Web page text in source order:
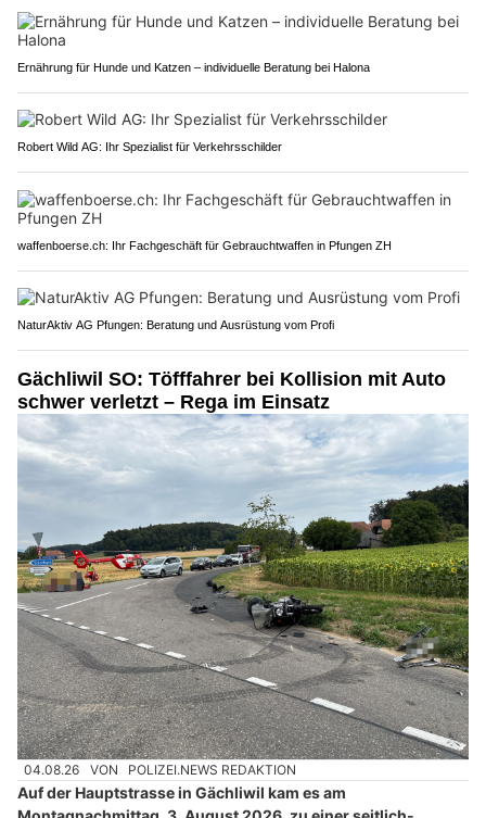
Ernährung für Hunde und Katzen – individuelle Beratung bei Halona
Robert Wild AG: Ihr Spezialist für Verkehrsschilder
waffenboerse.ch: Ihr Fachgeschäft für Gebrauchtwaffen in Pfungen ZH
NaturAktiv AG Pfungen: Beratung und Ausrüstung vom Profi
Gächliwil SO: Töfffahrer bei Kollision mit Auto
schwer verletzt – Rega im Einsatz
04.08.26 VON POLIZEI.NEWS REDAKTION
Auf der Hauptstrasse in Gächliwil kam es am